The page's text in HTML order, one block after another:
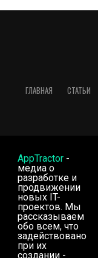
ГЛАВНАЯ СТАТЬИ
AppTractor-
медиа о
разработке и
продвижении
новых IT-
проектов. Мы
рассказываем
обо всем, что
задействовано
при их
создании -